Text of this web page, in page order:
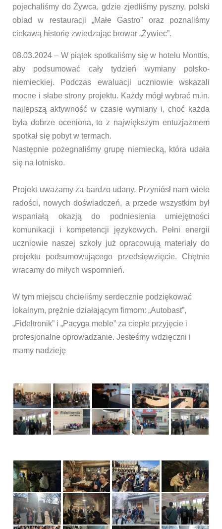
pojechaliśmy do Żywca, gdzie zjedliśmy pyszny, polski
obiad w restauracji „Małe Gastro” oraz poznaliśmy
ciekawą historię zwiedzając browar „Żywiec”.
08.03.2024 – W piątek spotkaliśmy się w hotelu Monttis,
aby podsumować cały tydzień wymiany polsko-
niemieckiej. Podczas ewaluacji uczniowie wskazali
mocne i słabe strony projektu. Każdy mógł wybrać m.in.
najlepszą aktywność w czasie wymiany i, choć każda
była dobrze oceniona, to z największym entuzjazmem
spotkał się pobyt w termach.
Następnie pożegnaliśmy grupę niemiecką, która udała
się na lotnisko.
Projekt uważamy za bardzo udany. Przyniósł nam wiele
radości, nowych doświadczeń, a przede wszystkim był
wspaniałą okazją do podniesienia umiejętności
komunikacji i kompetencji językowych. Pełni energii
uczniowie naszej szkoły już opracowują materiały do
projektu podsumowującego przedsięwzięcie. Chętnie
wracamy do miłych wspomnień.
W tym miejscu chcieliśmy serdecznie podziękować
lokalnym, prężnie działającym firmom: „Autobast”,
„Fideltronik” i „Pacyga meble” za ciepłe przyjęcie i
profesjonalne oprowadzanie. Jesteśmy wdzięczni i
mamy nadzieję